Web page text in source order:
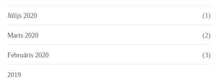
Jūlijs 2020 (1)
Marts 2020 (2)
Februāris 2020 (3)
2019